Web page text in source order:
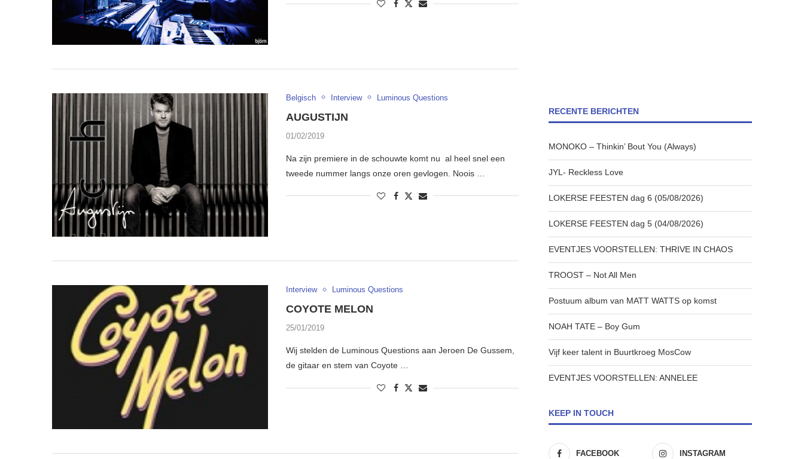
Belgisch Interview Luminous Questions
AUGUSTIJN
01/02/2019
Na zijn premiere in de schouwte komt nu al heel snel een
tweede nummer langs onze oren gevlogen. Noois …
Interview Luminous Questions
COYOTE MELON
25/01/2019
Wij stelden de Luminous Questions aan Jeroen De Gussem,
de gitaar en stem van Coyote …
RECENTE BERICHTEN
MONOKO – Thinkin’ Bout You (Always)
JYL- Reckless Love
LOKERSE FEESTEN dag 6 (05/08/2026)
LOKERSE FEESTEN dag 5 (04/08/2026)
EVENTJES VOORSTELLEN: THRIVE IN CHAOS
TROOST – Not All Men
Postuum album van MATT WATTS op komst
NOAH TATE – Boy Gum
Vijf keer talent in Buurtkroeg MosCow
EVENTJES VOORSTELLEN: ANNELEE
KEEP IN TOUCH
FACEBOOK INSTAGRAM